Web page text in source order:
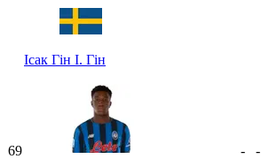
Ісак Гін І. Гін
69 - -